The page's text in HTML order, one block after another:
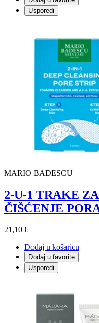
Usporedi
MARIO BADESCU
2-U-1 TRAKE
ČIŠĆENJE
21,10 €
Dodaj u košaricu
Dodaj u favorite
Usporedi